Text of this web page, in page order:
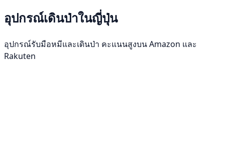
อุปกรณ์เดินป่าในญี่ปุ่น
อุปกรณ์รับมือหมีและเดินป่า คะแนนสูงบน Amazon และ
Rakuten